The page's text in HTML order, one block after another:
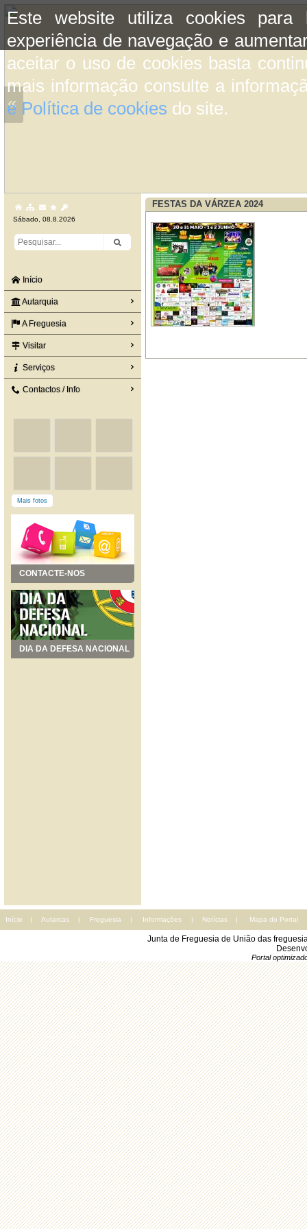
Este website utiliza cookies para
experiência de navegação e
aceitar o uso de cookies basta
mais informação consulte a
e Política de cookies do site.
«
Sábado, 08.8.2026
Início
Autarquia
A Freguesia
Visitar
Serviços
Contactos / Info
Mais fotos
CONTACTE-NOS
DIA DA DEFESA NACIONAL
FESTAS DA VÁRZEA 2024
Início | Autarcas | Freguesia | Informações | Notícias | Mapa do Portal
Junta de Freguesia de União das
Portal